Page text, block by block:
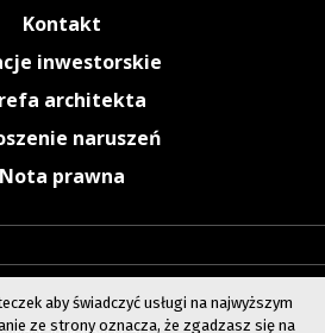
Kontakt
inwestorskie
architekta
naruszeń
Nota prawna
aby świadczyć usługi na najwyższym
ze strony oznacza, że zgadzasz się na